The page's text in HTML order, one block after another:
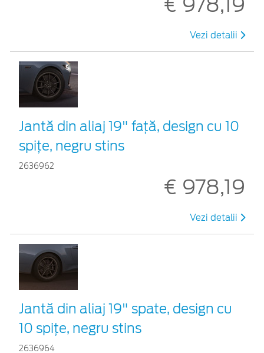
Vezi detalii
Jantă din aliaj 19" față, design cu 10
spițe, negru stins
2636962
€ 978,19
Vezi detalii
Jantă din aliaj 19" spate, design cu
10 spițe, negru stins
2636964